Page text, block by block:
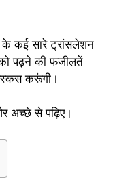
कई सारे ट्रांसलेशन
पढ़ने की फजीलतें
करूंगी।
अच्छे से पढ़िए।